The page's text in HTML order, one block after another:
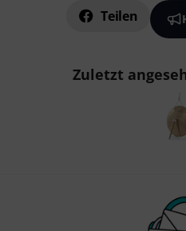
Teilen
Zuletzt